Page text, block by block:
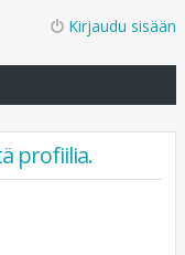
Kirjaudu sisään
profiilia.